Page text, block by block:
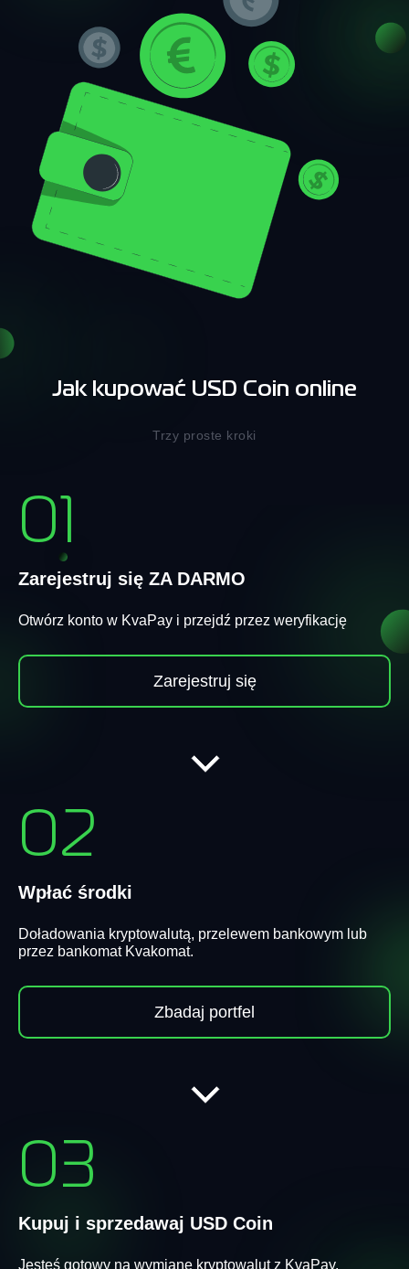
Jak kupować USD Coin online
Trzy proste kroki
01
Zarejestruj się ZA DARMO
Otwórz konto w KvaPay i przejdź przez weryfikację
Zarejestruj się
02
Wpłać środki
Doładowania kryptowalutą, przelewem bankowym lub
przez bankomat Kvakomat.
Zbadaj portfel
03
Kupuj i sprzedawaj USD Coin
Jesteś gotowy na wymianę kryptowalut z KvaPay.